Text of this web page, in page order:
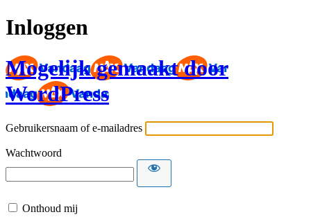
Inloggen
Mogelijk gemaakt door
WordPress
Gebruikersnaam of e-mailadres
Wachtwoord
Onthoud mij